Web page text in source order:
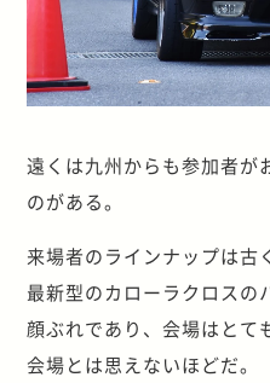
遠くは九州からも参加者が
のがある。
来場者のラインナップは古
最新型のカローラクロスの
顔ぶれであり、会場はとて
会場とは思えないほどだ。